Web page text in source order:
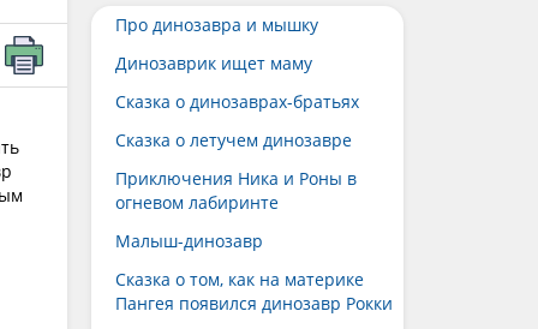
Про динозавра и мышку
Динозаврик ищет маму
Сказка о динозаврах-братьях
Сказка о летучем динозавре
Приключения Ника и Роны в
огневом лабиринте
Малыш-динозавр
Сказка о том, как на материке
Пангея появился динозавр Рокки